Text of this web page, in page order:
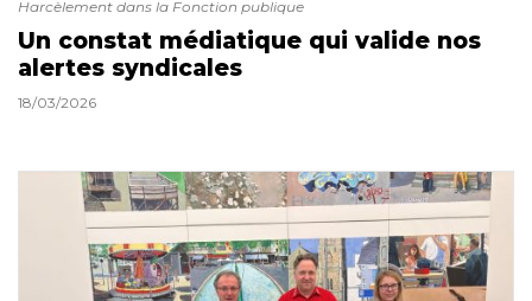
Harcèlement dans la Fonction publique
Un constat médiatique qui valide nos
alertes syndicales
18/03/2026